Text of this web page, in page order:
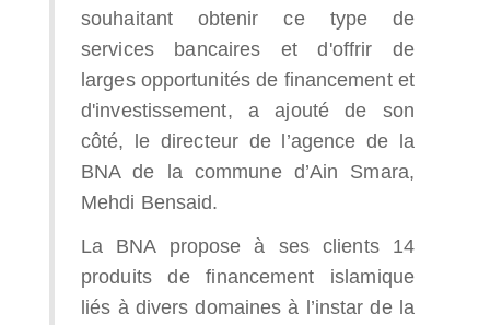
souhaitant obtenir ce type de
services bancaires et d'offrir de
larges opportunités de financement et
d'investissement, a ajouté de son
côté, le directeur de l’agence de la
BNA de la commune d’Ain Smara,
Mehdi Bensaid.
La BNA propose à ses clients 14
produits de financement islamique
liés à divers domaines à l’instar de la